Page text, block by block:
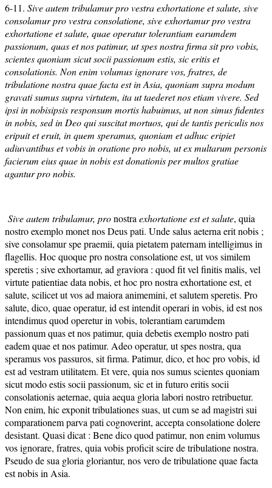
6-11. Sive autem tribulamur pro vestra exhortatione et salute, sive
consolamur pro vestra consolatione, sive exhortamur pro vestra
exhortatione et salute, quae operatur tolerantiam earumdem
passionum, quas et nos patimur, ut spes nostra firma sit pro vobis,
scientes quoniam sicut socii passionum estis, sic eritis et
consolationis. Non enim volumus ignorare vos, fratres, de
tribulatione nostra quae facta est in Asia, quoniam supra modum
gravati sumus supra virtutem, ita ut taederet nos etiam vivere. Sed
ipsi in nobisipsis responsum mortis habuimus, ut non simus fidentes
in nobis, sed in Deo qui suscitat mortuos, qui de tantis periculis nos
eripuit et eruit, in quem speramus, quoniam et adhuc eripiet
adiuvantibus et vobis in oratione pro nobis, ut ex multarum personis
facierum eius quae in nobis est donationis per multos gratiae
agantur pro nobis.
Sive autem tribulamur, pronostra exhortatione est et salute, quia
nostro exemplo monet nos Deus pati. Unde salus aeterna erit nobis ;
sive consolamur spe praemii, quia pietatem paternam intelligimus in
flagellis. Hoc quoque pro nostra consolatione est, ut vos similem
speretis ; sive exhortamur, ad graviora : quod fit vel finitis malis, vel
virtute patientiae data nobis, et hoc pro nostra exhortatione est, et
salute, scilicet ut vos ad maiora animemini, et salutem speretis. Pro
salute, dico, quae operatur, id est intendit operari in vobis, id est nos
intendimus quod operetur in vobis, tolerantiam earumdem
passionum quas et nos patimur, quia debetis exemplo nostro pati
eadem quae et nos patimur. Adeo operatur, ut spes nostra, qua
speramus vos passuros, sit firma. Patimur, dico, et hoc pro vobis, id
est ad vestram utilitatem. Et vere, quia nos sumus scientes quoniam
sicut modo estis socii passionum, sic et in futuro eritis socii
consolationis aeternae, quia aequa gloria labori nostro retribuetur.
Non enim, hic exponit tribulationes suas, ut cum se ad magistri sui
comparationem parva pati cognoverint, accepta consolatione dolere
desistant. Quasi dicat : Bene dico quod patimur, non enim volumus
vos ignorare, fratres, quia vobis proficit scire de tribulatione nostra.
Pseudo de sua gloria gloriantur, nos vero de tribulatione quae facta
est nobis in Asia.